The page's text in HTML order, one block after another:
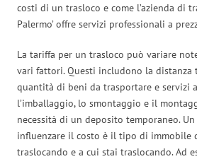
costi di un trasloco e come l’azienda di
Palermo’ offre servizi professionali a
La tariffa per un trasloco può variare
vari fattori. Questi includono la distanza
quantità di beni da trasportare e servizi
l’imballaggio, lo smontaggio e il
necessità di un deposito temporaneo.
influenzare il costo è il tipo di immobile
traslocando e a cui stai traslocando. Ad